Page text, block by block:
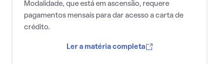
Modalidade, que está em ascensão, requere
pagamentos mensais para dar acesso a carta de
crédito.
Ler a matéria completa